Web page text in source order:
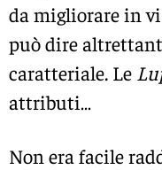
da migliorare in
può dire
caratteriale. Le
attributi…
Non era facile